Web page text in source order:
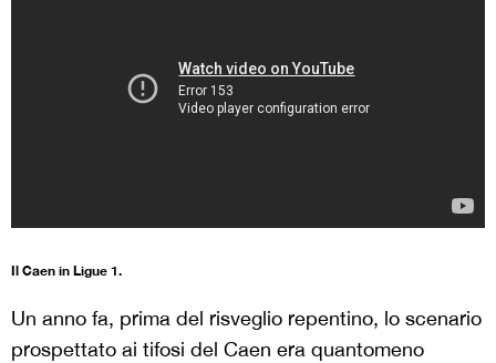
Il Caen in Ligue 1.
Un anno fa, prima del risveglio repentino, lo scenario
prospettato ai tifosi del Caen era quantomeno